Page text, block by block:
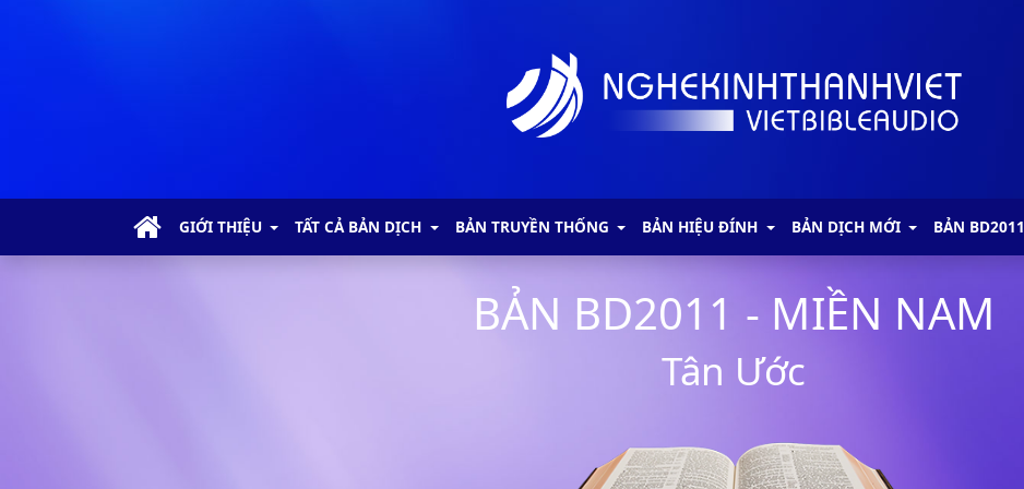
GIỚI THIỆU TẤT CẢ BẢN DỊCH BẢN TRUYỀN THỐNG BẢN HIỆU ĐÍNH BẢN DỊCH MỚI BẢN BD2011
BẢN BD2011 - MIỀN NAM
Tân Ước